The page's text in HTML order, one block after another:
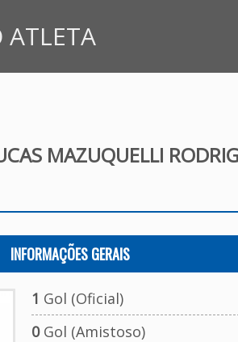
ATLETA
MAZUQUELLI
INFORMAÇÕES GERAIS
1 Gol (Oficial)
0Gol (Amistoso)